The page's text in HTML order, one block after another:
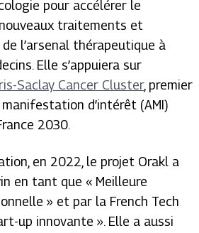
pour accélérer le
traitements et
l’arsenal thérapeutique à
Elle s’appuiera sur
Saclay Cancer Cluster, premier
d’intérêt (AMI)
2030.
en 2022, le projet Orakl a
en tant que « Meilleure
» et par la French Tech
up innovante ». Elle a aussi